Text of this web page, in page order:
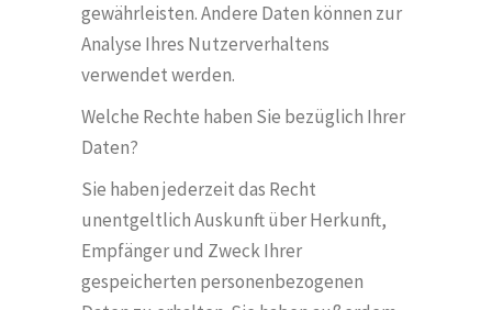
gewährleisten. Andere Daten können zur
Analyse Ihres Nutzerverhaltens
verwendet werden.
Welche Rechte haben Sie bezüglich Ihrer
Daten?
Sie haben jederzeit das Recht
unentgeltlich Auskunft über Herkunft,
Empfänger und Zweck Ihrer
gespeicherten personenbezogenen